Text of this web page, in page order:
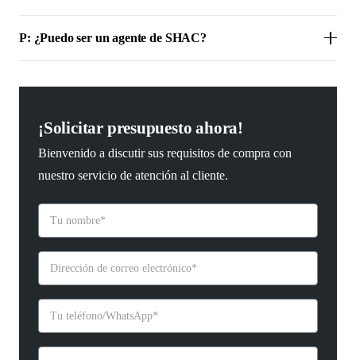
P: ¿Puedo ser un agente de SHAC?
¡Solicitar presupuesto ahora!
Bienvenido a discutir sus requisitos de compra con
nuestro servicio de atención al cliente.